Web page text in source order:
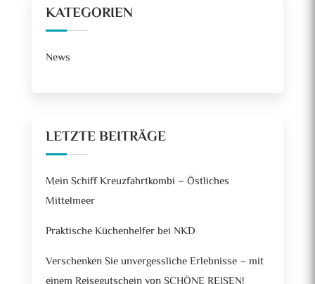
KATEGORIEN
News
LETZTE BEITRÄGE
Mein Schiff Kreuzfahrtkombi – Östliches
Mittelmeer
Praktische Küchenhelfer bei NKD
Verschenken Sie unvergessliche Erlebnisse – mit